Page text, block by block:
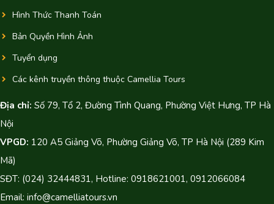
Hình Thức Thanh Toán
Bản Quyền Hình Ảnh
Tuyển dụng
Các kênh truyền thông thuộc Camellia Tours
Địa chỉ: Số 79, Tổ 2, Đường Tình Quang, Phường Việt Hưng, TP Hà
Nội
VPGD: 120 A5 Giảng Võ, Phường Giảng Võ, TP Hà Nội (289 Kim
Mã)
SĐT: (024) 32444831, Hotline: 0918621001, 0912066084
Email: info@camelliatours.vn